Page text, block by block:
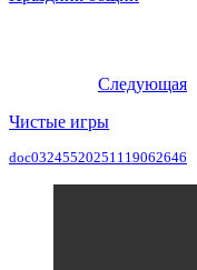
Следующая
Чистые игры
doc03245520251119062646